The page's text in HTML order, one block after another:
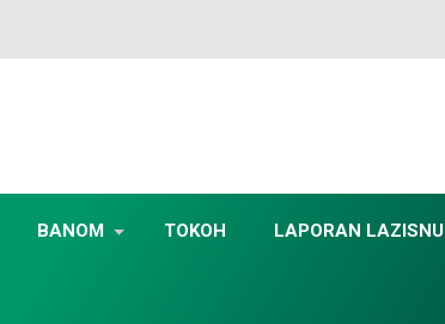
BANOM TOKOH LAPORAN LAZISNU